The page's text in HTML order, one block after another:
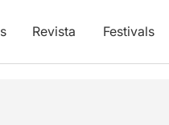
Revista Festivals